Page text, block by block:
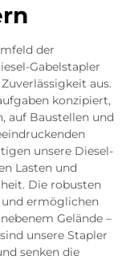
der
Gabelstapler
aus.
konzipiert,
auf Baustellen und
unsere Diesel-
Lasten und
Die robusten
ermöglichen
Gelände –
unsere Stapler
senken die